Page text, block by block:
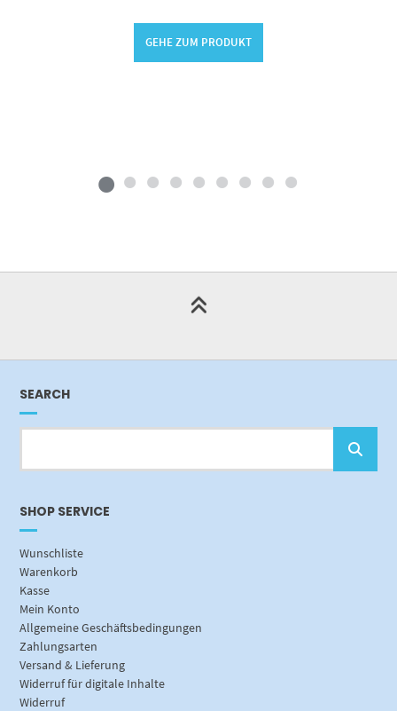
GEHE ZUM PRODUKT
SEARCH
SHOP SERVICE
Wunschliste
Warenkorb
Kasse
Mein Konto
Allgemeine Geschäftsbedingungen
Zahlungsarten
Versand & Lieferung
Widerruf für digitale Inhalte
Widerruf